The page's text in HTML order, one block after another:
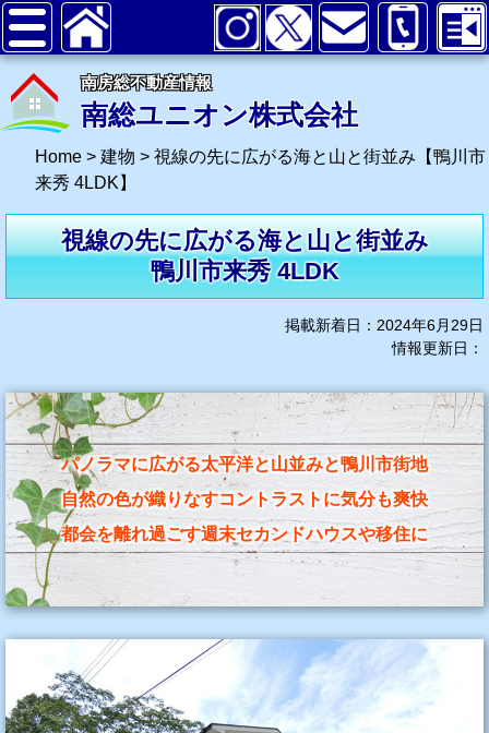
南房総不動産情報
南総ユニオン株式会社
Home > 建物 > 視線の先に広がる海と山と街並み【鴨川市
来秀 4LDK】
視線の先に広がる海と山と街並み
鴨川市来秀 4LDK
掲載新着日：2024年6月29日
情報更新日：
パノラマに広がる太平洋と山並みと鴨川市街地
自然の色が織りなすコントラストに気分も爽快
都会を離れ過ごす週末セカンドハウスや移住に